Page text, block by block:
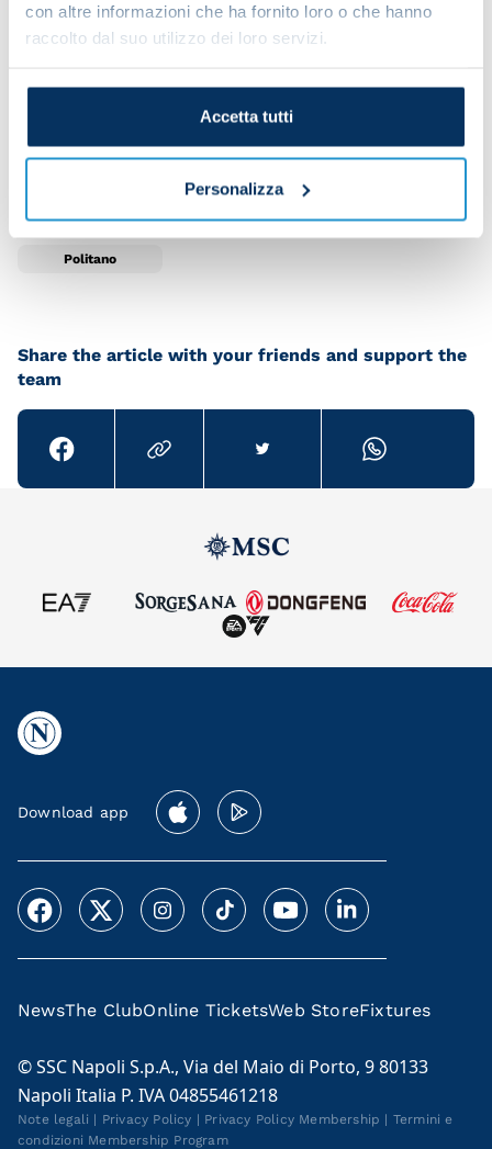
con altre informazioni che ha fornito loro o che hanno
raccolto dal suo utilizzo dei loro servizi.
Accetta tutti
Personalizza
Politano
Share the article with your friends and support the
team
Download app
NewsThe ClubOnline TicketsWeb StoreFixtures
© SSC Napoli S.p.A., Via del Maio di Porto, 9 80133
Napoli Italia P. IVA 04855461218
Note legali Privacy Policy Privacy Policy Membership
Termini e
condizioni Membership Program